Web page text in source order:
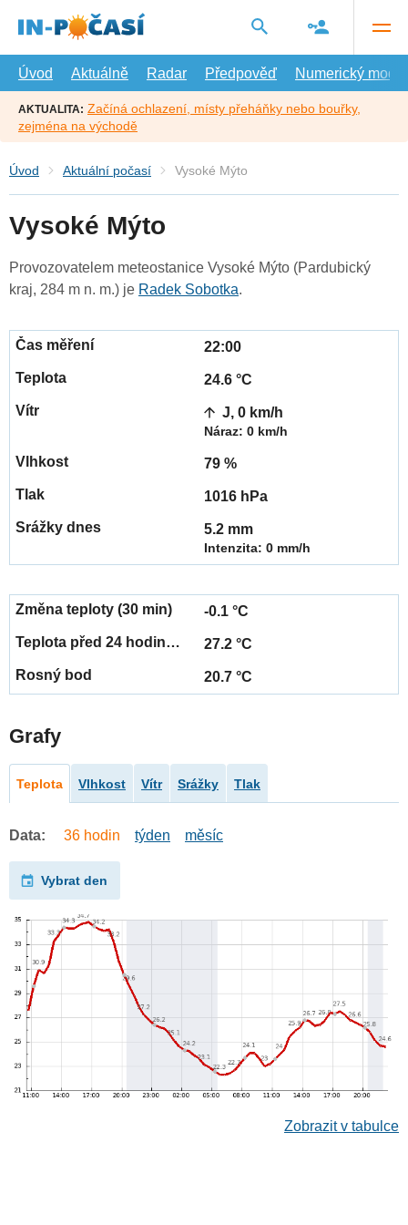
hlavní
Úvod
Aktuálně Radar Předpověď Numerický model
AKTUALITA: Začíná ochlazení, místy přeháňky nebo bouřky,
zejména na východě
Úvod Aktuální počasí Vysoké Mýto
Vysoké Mýto
Provozovatelem meteostanice Vysoké Mýto (Pardubický
kraj, 284 m n. m.) je Radek Sobotka.
22:00
24.6 °C
J, 0 km/h
Náraz: 0 km/h
79 %
1016 hPa
5.2 mm
Intenzita: 0 mm/h
-0.1 °C
27.2 °C
20.7 °C
Grafy
Teplota Vlhkost Vítr Srážky Tlak
Data: 36 hodin týden měsíc
Vybrat den
Zobrazit v tabulce